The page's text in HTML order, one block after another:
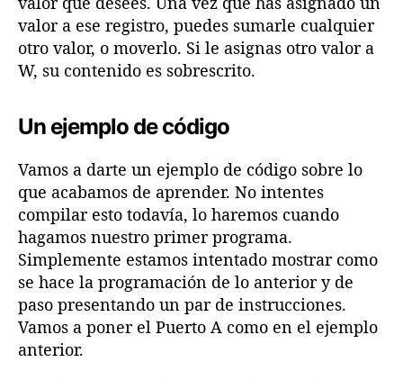
valor a ese registro, puedes sumarle cualquier
otro valor, o moverlo. Si le asignas otro valor a
W, su contenido es sobrescrito.
Un ejemplo de código
Vamos a darte un ejemplo de código sobre lo
que acabamos de aprender. No intentes
compilar esto todavía, lo haremos cuando
hagamos nuestro primer programa.
Simplemente estamos intentado mostrar como
se hace la programación de lo anterior y de
paso presentando un par de instrucciones.
Vamos a poner el Puerto A como en el ejemplo
anterior.